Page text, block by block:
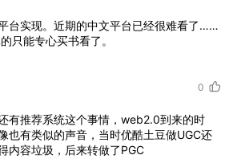
台实现。近期的中文平台已经很难看了……
只能专心买书看了。
0
有推荐系统这个事情，web2.0到来的时
也有类似的声音，当时优酷土豆做UGC还
内容垃圾，后来转做了PGC